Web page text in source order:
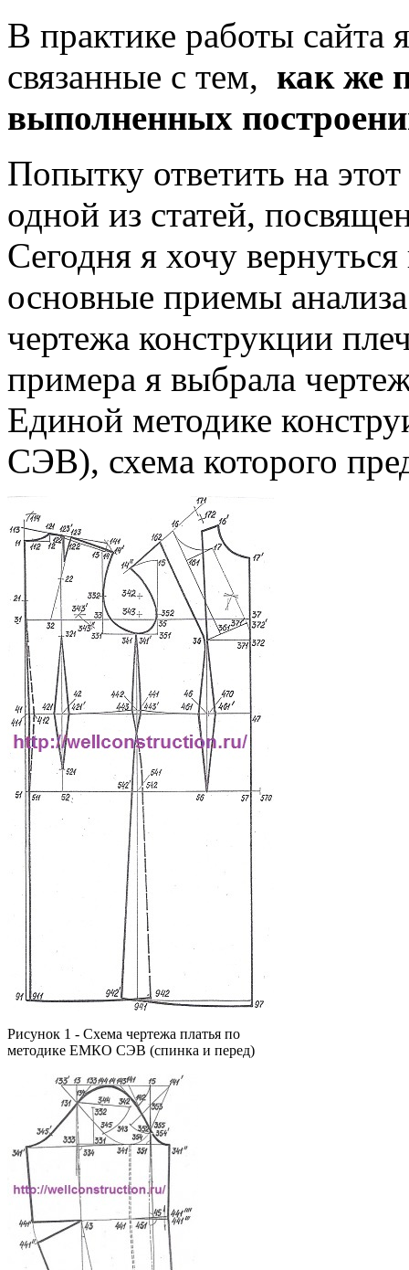
В практике работы сайта
связанные с тем, как же
выполненных
Попытку ответить на
одной из статей,
Сегодня я хочу
основные приемы
чертежа конструкции
примера я выбрала
Единой методике
СЭВ), схема которого
Рисунок 1 - Схема чертежа платья по
методике ЕМКО СЭВ (спинка и перед)